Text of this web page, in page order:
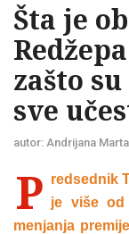
Šta je
zašto
sve
autor: Andrijana
P redsednik
je više od
menjanja